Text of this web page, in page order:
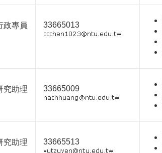
政專員 33665013
究助理 33665009
究助理 33665513